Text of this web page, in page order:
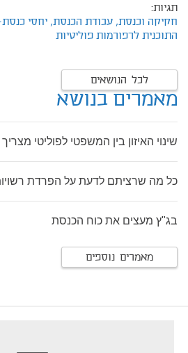
תגיות:
חקיקה וכנסת, עבודת הכנסת, יחסי
התוכנית לרפורמות פוליטיות
לכל הנושאים
מאמרים בנושא
שינוי האיזון בין המשפטי לפוליטי
כל מה שרציתם לדעת על הפרדת
בג"ץ מעצים את כוח הכנסת
מאמרים נוספים